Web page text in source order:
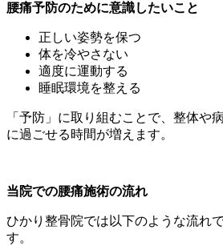
腰痛予防のために意識したいこと
正しい姿勢を保つ
体を冷やさない
適度に運動する
睡眠環境を整える
「予防」に取り組むことで、整体や
に過ごせる時間が増えます。
当院での腰痛施術の流れ
ひかり整骨院では以下のような流れ
す。